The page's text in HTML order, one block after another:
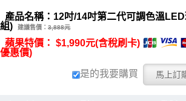
產品名稱：12吋/14吋第二代可調色溫
組)
建議售價： 3,888元
蘋果特價： $1,990元(含稅刷卡)
優惠價)
是的我要購買